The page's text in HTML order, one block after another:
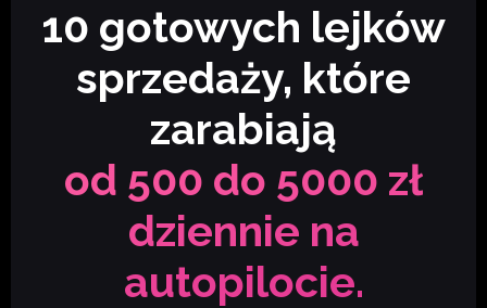
10 gotowych lejków
sprzedaży, które
zarabiają
od 500 do 5000 zł
dziennie na
autopilocie.